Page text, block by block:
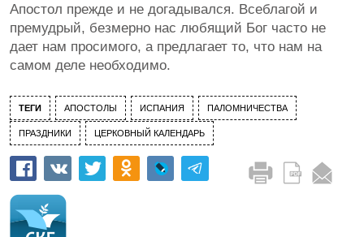
Апостол прежде и не догадывался. Всеблагой и
премудрый, безмерно нас любящий Бог часто не
дает нам просимого, а предлагает то, что нам на
самом деле необходимо.
ТЕГИ АПОСТОЛЫ ИСПАНИЯ ПАЛОМНИЧЕСТВА
ПРАЗДНИКИ ЦЕРКОВНЫЙ КАЛЕНДАРЬ